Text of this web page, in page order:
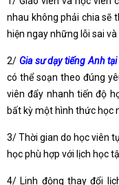
nhau không phải chia sẽ
hiện ngay những lỗi sai
2/ Gia sư dạy tiếng Anh tại
có thể soạn theo đúng
viên đẩy nhanh tiến độ
bất kỳ một hình thức học
3/ Thời gian do học viên
học phù hợp với lịch học
4/ Linh động thay đổi